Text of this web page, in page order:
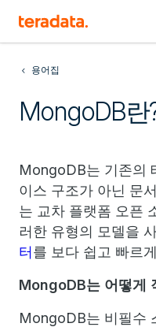
용어집
MongoDB란
MongoDB는 기존의
이스 구조가 아닌 문
는 교차 플랫폼 오픈
러한 유형의 모델을
터를 보다 쉽고 빠르
MongoDB는 어떻게
MongoDB는 비필수